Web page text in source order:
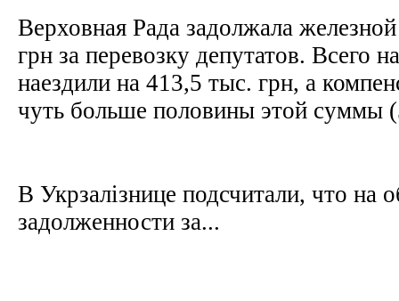
Верховная Рада задолжала
грн за перевозку депутатов. Всего
наездили на 413,5 тыс. грн, а
чуть больше половины этой суммы
В Укрзалізнице подсчитали, что
задолженности за...